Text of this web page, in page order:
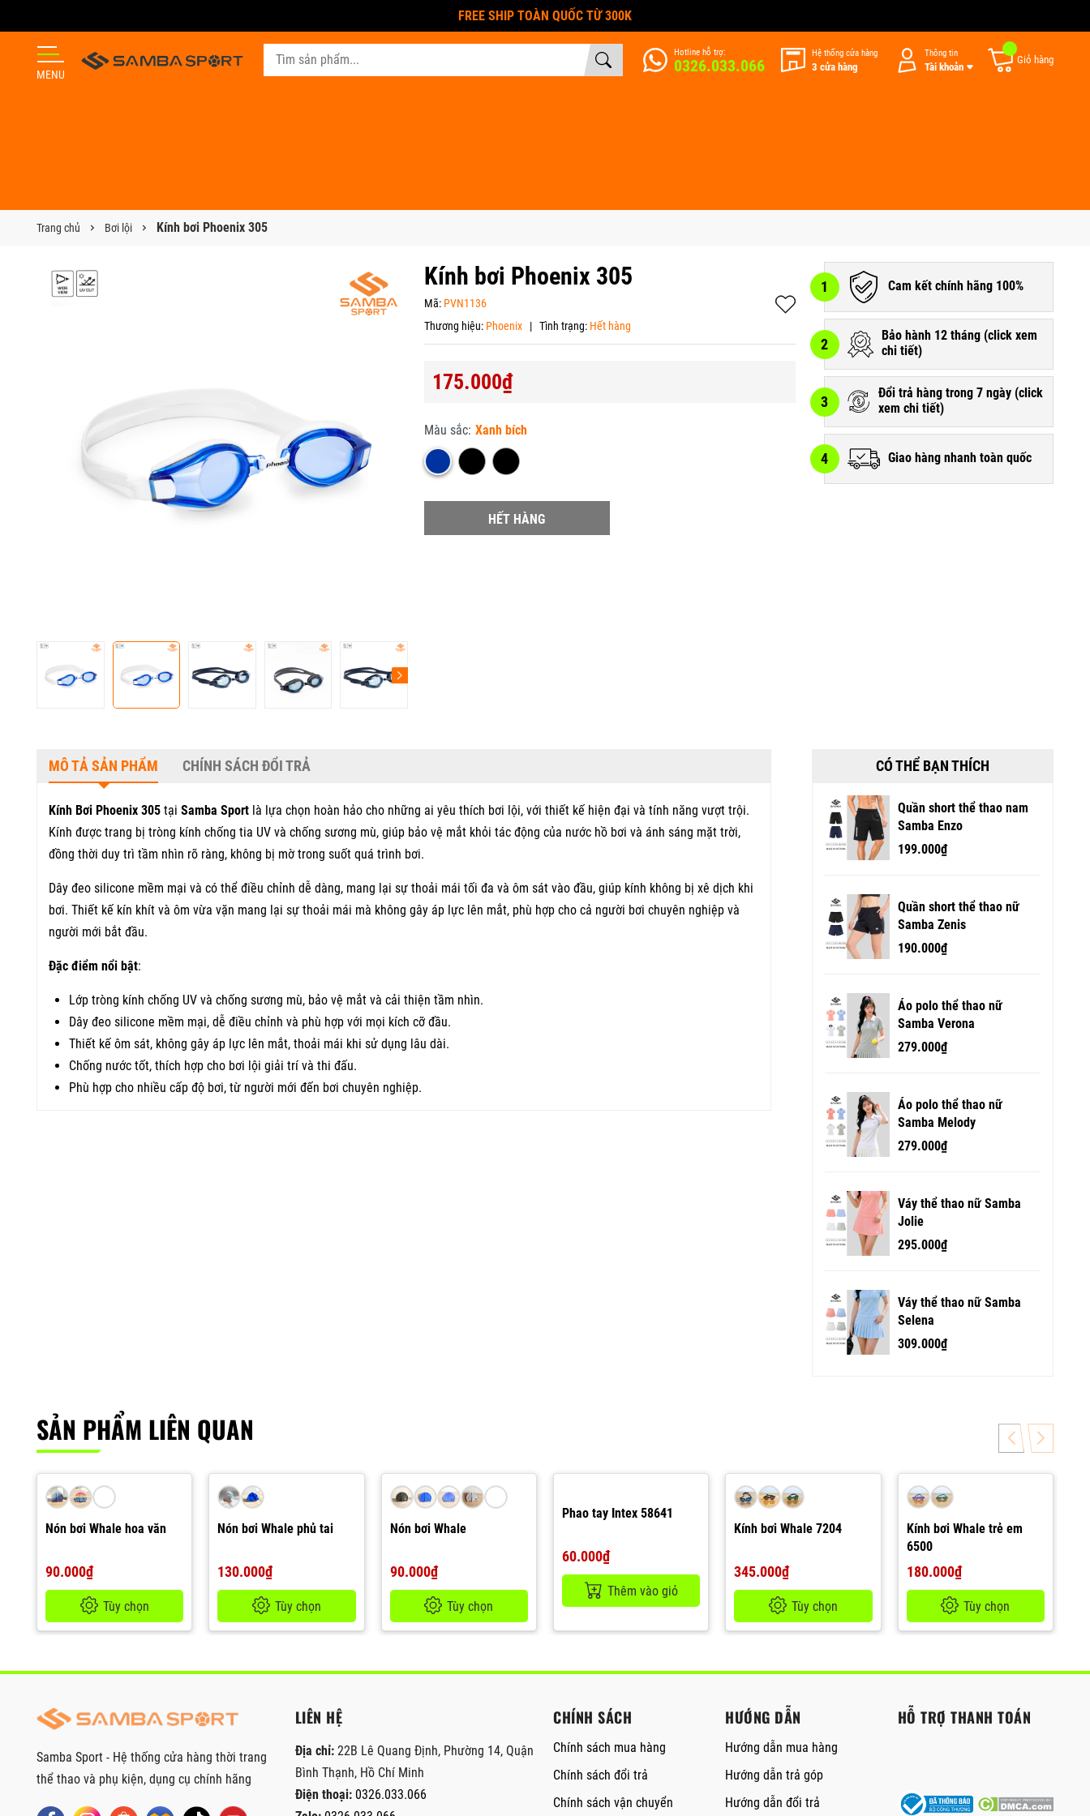
FREE SHIP TOÀN QUỐC TỪ 300K
MENU
Hotline hỗ trợ:
0326.033.066
Hệ thống cửa hàng
3 cửa hàng
Thông tin
Tài khoản
Giỏ hàng
Trang chủ Bơi lội Kính bơi Phoenix 305
Kính bơi Phoenix 305
Mã: PVN1136
Thương hiệu: Phoenix | Tình trạng: Hết hàng
175.000₫
Màu sắc: Xanh bích
HẾT HÀNG
1 Cam kết chính hãng 100%
2 Bảo hành 12 tháng (click xem
chi tiết)
3 Đổi trả hàng trong 7 ngày (click
xem chi tiết)
4 Giao hàng nhanh toàn quốc
MÔ TẢ SẢN PHẨM CHÍNH SÁCH ĐỔI TRẢ
Kính Bơi Phoenix 305 tại Samba Sport là lựa chọn hoàn hảo cho những ai yêu thích bơi lội, với thiết kế hiện đại và tính năng vượt trội.
Kính được trang bị tròng kính chống tia UV và chống sương mù, giúp bảo vệ mắt khỏi tác động của nước hồ bơi và ánh sáng mặt trời,
đồng thời duy trì tầm nhìn rõ ràng, không bị mờ trong suốt quá trình bơi.
Dây đeo silicone mềm mại và có thể điều chỉnh dễ dàng, mang lại sự thoải mái tối đa và ôm sát vào đầu, giúp kính không bị xê dịch khi
bơi. Thiết kế kín khít và ôm vừa vặn mang lại sự thoải mái mà không gây áp lực lên mắt, phù hợp cho cả người bơi chuyên nghiệp và
người mới bắt đầu.
Đặc điểm nổi bật:
Lớp tròng kính chống UV và chống sương mù, bảo vệ mắt và cải thiện tầm nhìn.
Dây đeo silicone mềm mại, dễ điều chỉnh và phù hợp với mọi kích cỡ đầu.
Thiết kế ôm sát, không gây áp lực lên mắt, thoải mái khi sử dụng lâu dài.
Chống nước tốt, thích hợp cho bơi lội giải trí và thi đấu.
Phù hợp cho nhiều cấp độ bơi, từ người mới đến bơi chuyên nghiệp.
CÓ THỂ BẠN THÍCH
Quần short thể thao nam
Samba Enzo
199.000₫
Quần short thể thao nữ
Samba Zenis
190.000₫
Áo polo thể thao nữ
Samba Verona
279.000₫
Áo polo thể thao nữ
Samba Melody
279.000₫
Váy thể thao nữ Samba
Jolie
295.000₫
Váy thể thao nữ Samba
Selena
309.000₫
SẢN PHẨM LIÊN QUAN
Nón bơi Whale hoa văn
90.000₫
Tùy chọn
Nón bơi Whale phủ tai
130.000₫
Tùy chọn
Nón bơi Whale
90.000₫
Tùy chọn
Phao tay Intex 58641
60.000₫
Thêm vào giỏ
Kính bơi Whale 7204
345.000₫
Tùy chọn
Kính bơi Whale trẻ em
6500
180.000₫
Tùy chọn
Samba Sport - Hệ thống cửa hàng thời trang
thể thao và phụ kiện, dụng cụ chính hãng
LIÊN HỆ
Địa chỉ: 22B Lê Quang Định, Phường 14, Quận
Bình Thạnh, Hồ Chí Minh
Điện thoại: 0326.033.066
CHÍNH SÁCH
Chính sách mua hàng
Chính sách đổi trả
Chính sách vận chuyển
HƯỚNG DẪN
Hướng dẫn mua hàng
Hướng dẫn trả góp
Hướng dẫn đổi trả
HỖ TRỢ THANH TOÁN